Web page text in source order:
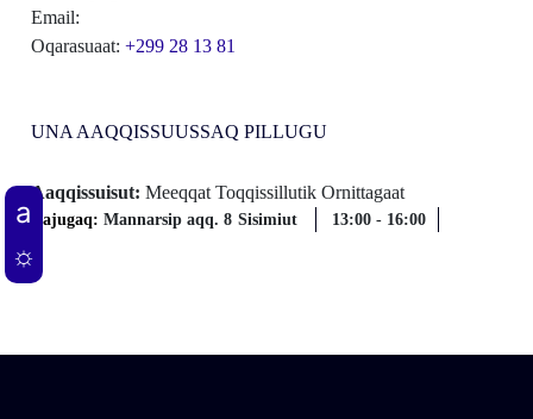
Email:
Oqarasuaat: +299 28 13 81
UNA AAQQISSUUSSAQ PILLUGU
Aaqqissuisut: Meeqqat Toqqissillutik Ornittagaat
Najugaq: Mannarsip aqq. 8 Sisimiut 13:00- 16:00